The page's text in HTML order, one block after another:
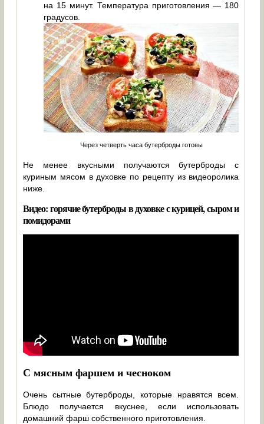
на 15 минут. Температура приготовления — 180
градусов.
Через четверть часа бутерброды готовы
Не менее вкусными получаются бутерброды с
куриным мясом в духовке по рецепту из видеоролика
ниже.
Видео: горячие бутерброды в духовке с курицей, сыром и
помидорами
С мясным фаршем и чесноком
Очень сытные бутерброды, которые нравятся всем.
Блюдо получается вкуснее, если использовать
домашний фарш собственного приготовления.